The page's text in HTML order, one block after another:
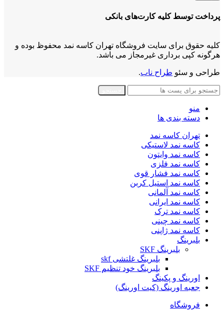
پرداخت توسط کلیه کارت‌های بانکی
کلیه حقوق برای سایت فروشگاه تهران کاسه نمد محفوظ بوده و
هرگونه کپی برداری غیرمجاز می باشد.
طراحی و سئو طراح ناب.
منو
دسته بندی ها
تهران کاسه نمد
کاسه نمد لاستیکی
کاسه نمد وایتون
کاسه نمد فلزی
کاسه نمد فشار قوی
کاسه نمد استیل کربن
کاسه نمد آلمانی
کاسه نمد ایرانی
کاسه نمد ترک
کاسه نمد چینی
کاسه نمد ژاپنی
بلبرینگ
بلبرینگ SKF
بلبرینگ غلتشی skf
بلبرینگ خود تنظیم SKF
اورینگ و پکینگ
جعبه اورینگ (کیت اورینگ)
فروشگاه